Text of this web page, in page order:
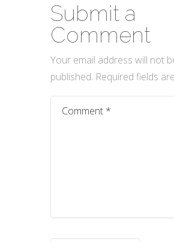
Submit a
Comment
Your email address will not
published. Required fields